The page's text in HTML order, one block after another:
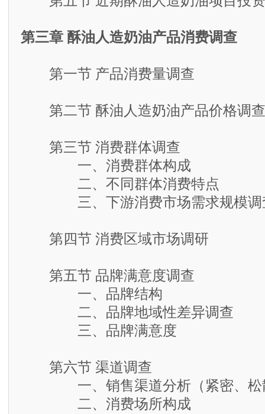
第三章 酥油人造奶油产品消费调查
第一节 产品消费量调查
第二节 酥油人造奶油产品价格调查
第三节 消费群体调查
一、消费群体构成
二、不同群体消费特点
三、下游消费市场需求规模调
第四节 消费区域市场调研
第五节 品牌满意度调查
一、品牌结构
二、品牌地域性差异调查
三、品牌满意度
第六节 渠道调查
一、销售渠道分析（紧密、松
二、消费场所构成